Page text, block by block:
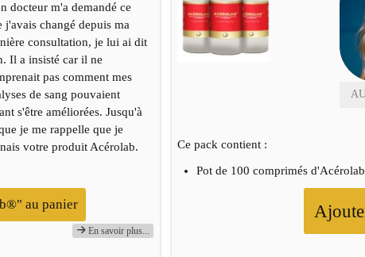
docteur m'a demandé ce
j'avais changé depuis ma
consultation, je lui ai dit
Il a insisté car il ne
pas comment mes
de sang pouvaient
s'être améliorées. Jusqu'à
je me rappelle que je
votre produit Acérolab.
au panier
En savoir plus...
Ce pack contient :
Pot de 100 comprimés